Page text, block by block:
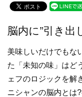
c
e
b
o
o
k
tt
er
e
脳内に”引き出
美味しいだけでもな
た「未知の味」はど
ェフのロジックを解
ニシャンの脳内とは?